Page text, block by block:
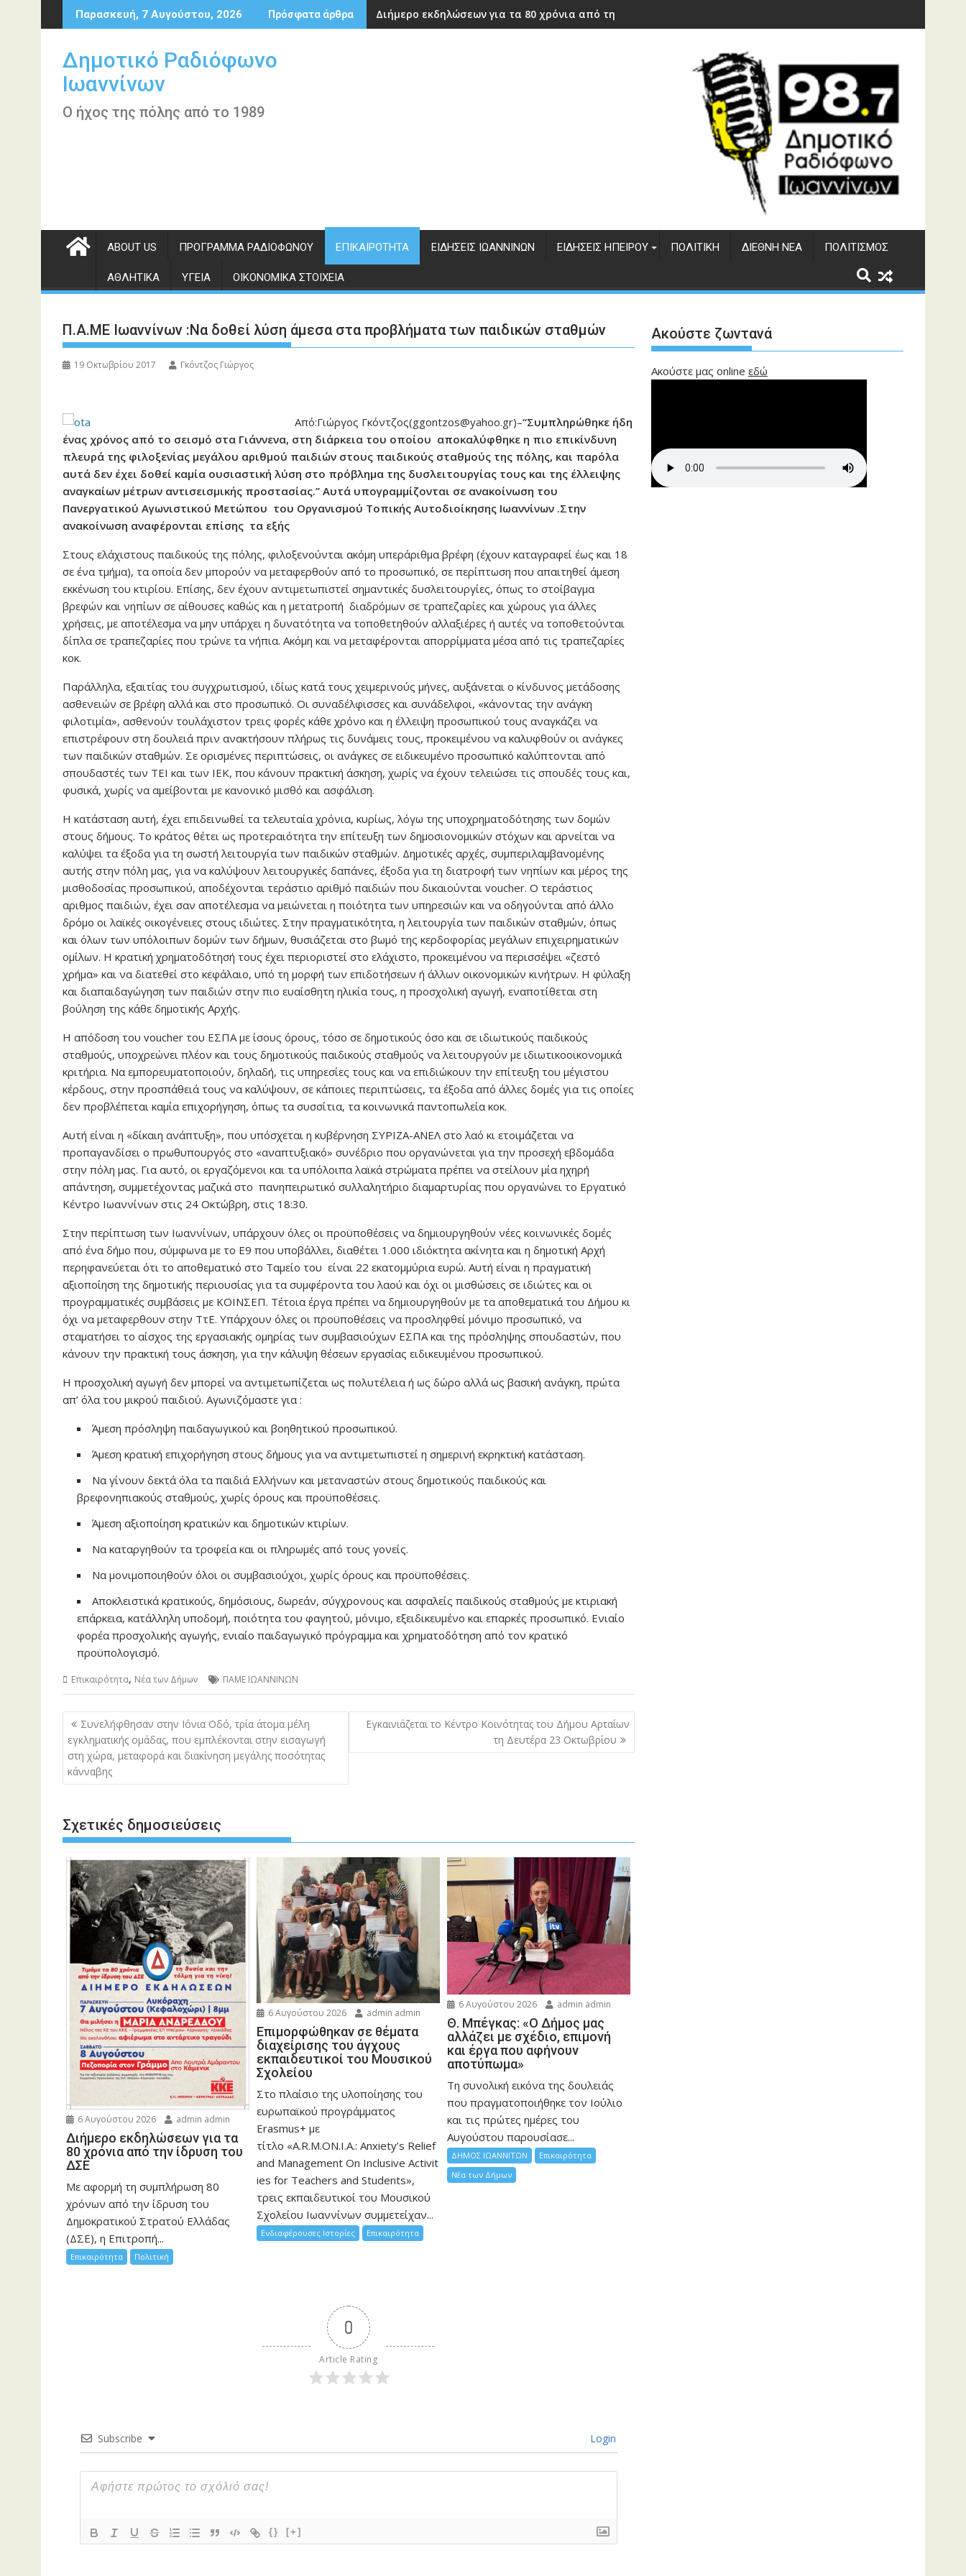
Περάστε
στο
Παρασκευή, 7 Αυγούστου, 2026 Πρόσφατα άρθρα Διήμερο εκδηλώσεων για τα 80 χρόνια από την ίδρυση του ΔΣΕ
Δημοτικό Ραδιόφωνο
Ιωαννίνων
Ο ήχος της πόλης από το 1989
ABOUT US ΠΡΌΓΡΑΜΜΑ ΡΑΔΙΟΦΏΝΟΥ ΕΠΙΚΑΙΡΌΤΗΤΑ ΕΙΔΉΣΕΙΣ ΙΩΑΝΝΊΝΩΝ ΕΙΔΉΣΕΙΣ ΗΠΕΊΡΟΥ ΠΟΛΙΤΙΚΉ ΔΙΕΘΝΉ ΝΈΑ ΠΟΛΙΤΙΣΜΌΣ
ΑΘΛΗΤΙΚΆ ΥΓΕΊΑ ΟΙΚΟΝΟΜΙΚΆ ΣΤΟΙΧΕΊΑ
Π.Α.ΜΕ Ιωαννίνων :Να δοθεί λύση άμεσα στα προβλήματα των παιδικών σταθμών
19 Οκτωβρίου 2017 Γκόντζος Γιώργος
Από:Γιώργος Γκόντζος(ggontzos@yahoo.gr)–“Συμπληρώθηκε ήδη
ένας χρόνος από το σεισμό στα Γιάννενα, στη διάρκεια του οποίου αποκαλύφθηκε η πιο επικίνδυνη
πλευρά της φιλοξενίας μεγάλου αριθμού παιδιών στους παιδικούς σταθμούς της πόλης, και παρόλα
αυτά δεν έχει δοθεί καμία ουσιαστική λύση στο πρόβλημα της δυσλειτουργίας τους και της έλλειψης
αναγκαίων μέτρων αντισεισμικής προστασίας.” Αυτά υπογραμμίζονται σε ανακοίνωση του
Πανεργατικού Αγωνιστικού Μετώπου του Οργανισμού Τοπικής Αυτοδιοίκησης Ιωαννίνων .Στην
ανακοίνωση αναφέρονται επίσης τα εξής
Στους ελάχιστους παιδικούς της πόλης, φιλοξενούνται ακόμη υπεράριθμα βρέφη (έχουν καταγραφεί έως και 18
σε ένα τμήμα), τα οποία δεν μπορούν να μεταφερθούν από το προσωπικό, σε περίπτωση που απαιτηθεί άμεση
εκκένωση του κτιρίου. Επίσης, δεν έχουν αντιμετωπιστεί σημαντικές δυσλειτουργίες, όπως το στοίβαγμα
βρεφών και νηπίων σε αίθουσες καθώς και η μετατροπή διαδρόμων σε τραπεζαρίες και χώρους για άλλες
χρήσεις, με αποτέλεσμα να μην υπάρχει η δυνατότητα να τοποθετηθούν αλλαξιέρες ή αυτές να τοποθετούνται
δίπλα σε τραπεζαρίες που τρώνε τα νήπια. Ακόμη και να μεταφέρονται απορρίμματα μέσα από τις τραπεζαρίες
κοκ.
Παράλληλα, εξαιτίας του συγχρωτισμού, ιδίως κατά τους χειμερινούς μήνες, αυξάνεται ο κίνδυνος μετάδοσης
ασθενειών σε βρέφη αλλά και στο προσωπικό. Οι συναδέλφισσες και συνάδελφοι, «κάνοντας την ανάγκη
φιλοτιμία», ασθενούν τουλάχιστον τρεις φορές κάθε χρόνο και η έλλειψη προσωπικού τους αναγκάζει να
επιστρέφουν στη δουλειά πριν ανακτήσουν πλήρως τις δυνάμεις τους, προκειμένου να καλυφθούν οι ανάγκες
των παιδικών σταθμών. Σε ορισμένες περιπτώσεις, οι ανάγκες σε ειδικευμένο προσωπικό καλύπτονται από
σπουδαστές των ΤΕΙ και των ΙΕΚ, που κάνουν πρακτική άσκηση, χωρίς να έχουν τελειώσει τις σπουδές τους και,
φυσικά, χωρίς να αμείβονται με κανονικό μισθό και ασφάλιση.
Η κατάσταση αυτή, έχει επιδεινωθεί τα τελευταία χρόνια, κυρίως, λόγω της υποχρηματοδότησης των δομών
στους δήμους. Το κράτος θέτει ως προτεραιότητα την επίτευξη των δημοσιονομικών στόχων και αρνείται να
καλύψει τα έξοδα για τη σωστή λειτουργία των παιδικών σταθμών. Δημοτικές αρχές, συμπεριλαμβανομένης
αυτής στην πόλη μας, για να καλύψουν λειτουργικές δαπάνες, έξοδα για τη διατροφή των νηπίων και μέρος της
μισθοδοσίας προσωπικού, αποδέχονται τεράστιο αριθμό παιδιών που δικαιούνται voucher. Ο τεράστιος
αριθμος παιδιών, έχει σαν αποτέλεσμα να μειώνεται η ποιότητα των υπηρεσιών και να οδηγούνται από άλλο
δρόμο οι λαϊκές οικογένειες στους ιδιώτες. Στην πραγματικότητα, η λειτουργία των παιδικών σταθμών, όπως
και όλων των υπόλοιπων δομών των δήμων, θυσιάζεται στο βωμό της κερδοφορίας μεγάλων επιχειρηματικών
ομίλων. Η κρατική χρηματοδότησή τους έχει περιοριστεί στο ελάχιστο, προκειμένου να περισσέψει «ζεστό
χρήμα» και να διατεθεί στο κεφάλαιο, υπό τη μορφή των επιδοτήσεων ή άλλων οικονομικών κινήτρων. Η φύλαξη
και διαπαιδαγώγηση των παιδιών στην πιο ευαίσθητη ηλικία τους, η προσχολική αγωγή, εναποτίθεται στη
βούληση της κάθε δημοτικής Αρχής.
Η απόδοση του voucher του ΕΣΠΑ με ίσους όρους, τόσο σε δημοτικούς όσο και σε ιδιωτικούς παιδικούς
σταθμούς, υποχρεώνει πλέον και τους δημοτικούς παιδικούς σταθμούς να λειτουργούν με ιδιωτικοοικονομικά
κριτήρια. Να εμπορευματοποιούν, δηλαδή, τις υπηρεσίες τους και να επιδιώκουν την επίτευξη του μέγιστου
κέρδους, στην προσπάθειά τους να καλύψουν, σε κάποιες περιπτώσεις, τα έξοδα από άλλες δομές για τις οποίες
δεν προβλέπεται καμία επιχορήγηση, όπως τα συσσίτια, τα κοινωνικά παντοπωλεία κοκ.
Αυτή είναι η «δίκαιη ανάπτυξη», που υπόσχεται η κυβέρνηση ΣΥΡΙΖΑ-ΑΝΕΛ στο λαό κι ετοιμάζεται να
προπαγανδίσει ο πρωθυπουργός στο «αναπτυξιακό» συνέδριο που οργανώνεται για την προσεχή εβδομάδα
στην πόλη μας. Για αυτό, οι εργαζόμενοι και τα υπόλοιπα λαϊκά στρώματα πρέπει να στείλουν μία ηχηρή
απάντηση, συμμετέχοντας μαζικά στο πανηπειρωτικό συλλαλητήριο διαμαρτυρίας που οργανώνει το Εργατικό
Κέντρο Ιωαννίνων στις 24 Οκτώβρη, στις 18:30.
Στην περίπτωση των Ιωαννίνων, υπάρχουν όλες οι προϋποθέσεις να δημιουργηθούν νέες κοινωνικές δομές
από ένα δήμο που, σύμφωνα με το Ε9 που υποβάλλει, διαθέτει 1.000 ιδιόκτητα ακίνητα και η δημοτική Αρχή
περηφανεύεται ότι το αποθεματικό στο Ταμείο του είναι 22 εκατομμύρια ευρώ. Αυτή είναι η πραγματική
αξιοποίηση της δημοτικής περιουσίας για τα συμφέροντα του λαού και όχι οι μισθώσεις σε ιδιώτες και οι
προγραμματικές συμβάσεις με ΚΟΙΝΣΕΠ. Τέτοια έργα πρέπει να δημιουργηθούν με τα αποθεματικά του Δήμου κι
όχι να μεταφερθουν στην ΤτΕ. Υπάρχουν όλες οι προϋποθέσεις να προσληφθεί μόνιμο προσωπικό, να
σταματήσει το αίσχος της εργασιακής ομηρίας των συμβασιούχων ΕΣΠΑ και της πρόσληψης σπουδαστών, που
κάνουν την πρακτική τους άσκηση, για την κάλυψη θέσεων εργασίας ειδικευμένου προσωπικού.
Η προσχολική αγωγή δεν μπορεί να αντιμετωπίζεται ως πολυτέλεια ή ως δώρο αλλά ως βασική ανάγκη, πρώτα
απ’ όλα του μικρού παιδιού. Αγωνιζόμαστε για :
Άμεση πρόσληψη παιδαγωγικού και βοηθητικού προσωπικού.
Άμεση κρατική επιχορήγηση στους δήμους για να αντιμετωπιστεί η σημερινή εκρηκτική κατάσταση.
Να γίνουν δεκτά όλα τα παιδιά Ελλήνων και μεταναστών στους δημοτικούς παιδικούς και
βρεφονηπιακούς σταθμούς, χωρίς όρους και προϋποθέσεις.
Άμεση αξιοποίηση κρατικών και δημοτικών κτιρίων.
Να καταργηθούν τα τροφεία και οι πληρωμές από τους γονείς.
Να μονιμοποιηθούν όλοι οι συμβασιούχοι, χωρίς όρους και προϋποθέσεις.
Αποκλειστικά κρατικούς, δημόσιους, δωρεάν, σύγχρονους και ασφαλείς παιδικούς σταθμούς με κτιριακή
επάρκεια, κατάλληλη υποδομή, ποιότητα του φαγητού, μόνιμο, εξειδικευμένο και επαρκές προσωπικό. Ενιαίο
φορέα προσχολικής αγωγής, ενιαίο παιδαγωγικό πρόγραμμα και χρηματοδότηση από τον κρατικό
προϋπολογισμό.
Επικαιρότητα, Νέα των Δήμων ΠΑΜΕ ΙΩΑΝΝΙΝΩΝ
Πλοήγηση
άρθρων
Συνελήφθησαν στην Ιόνια Οδό, τρία άτομα μέλη
εγκληματικής ομάδας, που εμπλέκονται στην εισαγωγή
στη χώρα, μεταφορά και διακίνηση μεγάλης ποσότητας
κάνναβης
Εγκαινιάζεται το Κέντρο Κοινότητας του Δήμου Αρταίων
τη Δευτέρα 23 Οκτωβρίου
Σχετικές δημοσιεύσεις
6 Αυγούστου 2026 admin admin
Διήμερο εκδηλώσεων για τα
80 χρόνια από την ίδρυση του
ΔΣΕ
Με αφορμή τη συμπλήρωση 80
χρόνων από την ίδρυση του
Δημοκρατικού Στρατού Ελλάδας
(ΔΣΕ), η Επιτροπή...
Επικαιρότητα Πολιτική
6 Αυγούστου 2026 admin admin
Eπιμορφώθηκαν σε θέματα
διαχείρισης του άγχους
εκπαιδευτικοί του Μουσικού
Σχολείου
Στο πλαίσιο της υλοποίησης του
ευρωπαϊκού προγράμματος
Erasmus+ με
τίτλο «A.R.M.ON.I.A.: Anxiety’s Relief
and Management On Inclusive Activit
ies for Teachers and Students»,
τρεις εκπαιδευτικοί του Μουσικού
Σχολείου Ιωαννίνων συμμετείχαν...
Ενδιαφέρουσες Ιστορίες Επικαιρότητα
6 Αυγούστου 2026 admin admin
Θ. Μπέγκας: «Ο Δήμος μας
αλλάζει με σχέδιο, επιμονή
και έργα που αφήνουν
αποτύπωμα»
Τη συνολική εικόνα της δουλειάς
που πραγματοποιήθηκε τον Ιούλιο
και τις πρώτες ημέρες του
Αυγούστου παρουσίασε...
ΔΗΜΟΣ ΙΩΑΝΝΙΤΩΝ
Επικαιρότητα
Νέα των Δήμων
0
Article Rating
Subscribe Login
{} [+]
Ακούστε ζωντανά
Ακούστε μας online εδώ